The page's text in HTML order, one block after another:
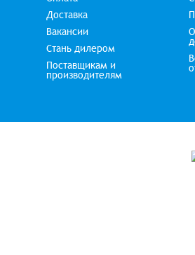
Доставка
Вакансии
Стань дилером
Поставщикам и
производителям